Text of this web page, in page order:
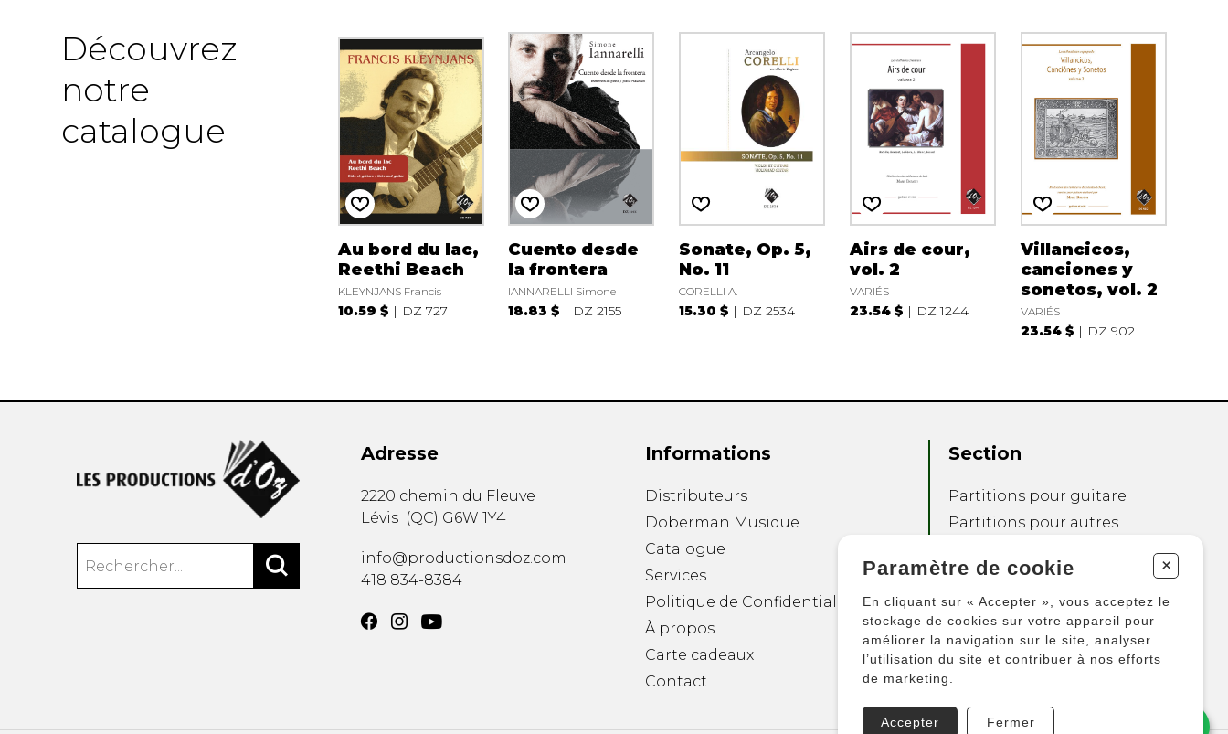
Découvrez
notre
catalogue
Au bord du lac,
Reethi Beach
KLEYNJANS Francis
10.59 $ DZ 727
Cuento desde
la frontera
IANNARELLI Simone
18.83 $ DZ 2155
Sonate, Op. 5,
No. 11
CORELLI A.
15.30 $ DZ 2534
Airs de cour,
vol. 2
VARIÉS
23.54 $ DZ 1244
Villancicos,
canciones y
sonetos, vol. 2
VARIÉS
23.54 $ DZ 902
Adresse
2220 chemin du Fleuve
Lévis (QC) G6W 1Y4
info@productionsdoz.com
418 834-8384
Informations
Distributeurs
Doberman Musique
Catalogue
Services
Politique de Confidentialité
À propos
Carte cadeaux
Contact
Section
Partitions pour guitare
Partitions pour autres
Partitions pour
Autres produits
Paramètre de cookie +
En cliquant sur « Accepter », vous acceptez le
stockage de cookies sur votre appareil pour
améliorer la navigation sur le site, analyser
l’utilisation du site et contribuer à nos efforts
de marketing.
Accepter Fermer